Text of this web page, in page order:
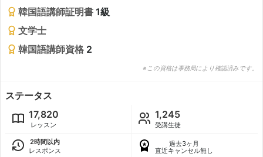
韓国語講師証明書1級
文学士
韓国語講師資格 2
※この資格は事務局により確認済みです。
ステータス
17,820
レッスン
1,245
受講生徒
2時間以内
レスポンス
過去3ヶ月
直近キャンセル無し